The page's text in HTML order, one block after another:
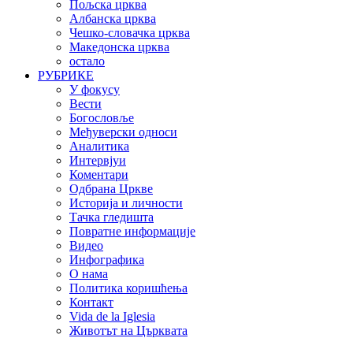
Пољска црква
Албанска црква
Чешко-словачка црква
Македонска црква
остало
РУБРИКЕ
У фокусу
Вести
Богословље
Међуверски односи
Аналитика
Интервјуи
Коментари
Одбрана Цркве
Историја и личности
Тачка гледишта
Повратне информације
Видео
Инфографика
О нама
Политика коришћења
Контакт
Vida de la Iglesia
Животът на Църквата